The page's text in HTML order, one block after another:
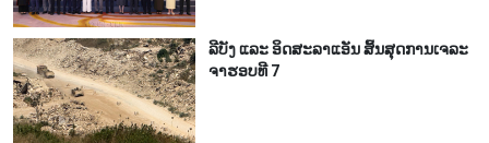
ລີ​ບັງ ແລະ ອິດ​ສະ​ລາ​ແອັນ ສິ້ນ​ສຸດ​ການ​ເຈ​ລະ​
ຈາ​ຮອບ​ທີ 7